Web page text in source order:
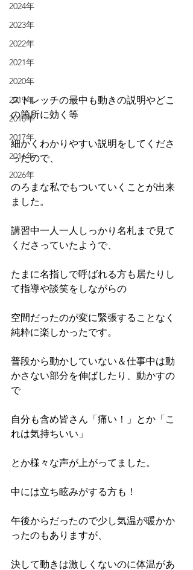
2024年
2023年
2022年
2021年
2020年
2019年
2018年
2017年
2016年
2026年
ストレッチの最中も動きの説明やどこ
の箇所に効く等
細かくわかりやすい説明をしてくださ
ったので、
のろまな私でもついていくことが出来
ました。
講習中一人一人しっかり名札まで見て
くださっていたようで、
たまに名指しで呼ばれる方も居たりし
て指導や談笑をしながらの
空間だったのが変に緊張することなく
純粋に楽しかったです。
普段から動かしていない＆仕事中は動
かさない部分を伸ばしたり、動かすの
で
自分も含め皆さん「痛い！」とか「こ
れは気持ちいい」
とか様々な声が上がってました。
中には立ち眩みがする方も！
午後からだったので少し気温が暖かか
ったのもありますが、
決して動きは激しくないのに体温があ